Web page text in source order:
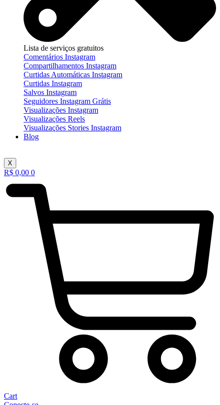
Lista de serviços gratuitos
Comentários Instagram
Compartilhamentos Instagram
Curtidas Automáticas Instagram
Curtidas Instagram
Salvos Instagram
Seguidores Instagram Grátis
Visualizações Instagram
Visualizações Reels
Visualizações Stories Instagram
Blog
X
R$ 0,00 0
Cart